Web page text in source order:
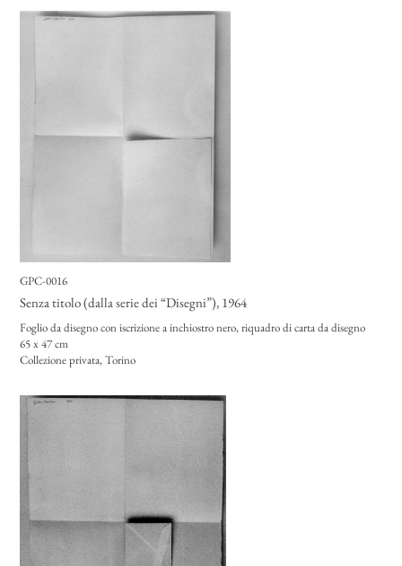
GPC-0016
Senza titolo (dalla serie dei “Disegni”), 1964
Foglio da disegno con iscrizione a inchiostro nero, riquadro di carta da disegno
65 x 47 cm
Collezione privata, Torino